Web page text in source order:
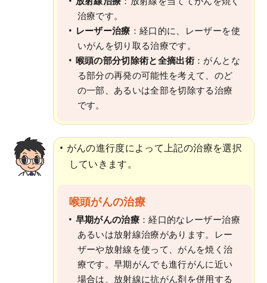
治療です。
レーザー治療 ：経口的に、レーザーを使
いがんを切り取る治療です。
喉頭の部分切除術と全摘出術 ：がんとな
る部分の再発の可能性を考えて、のど
の一部、あるいは全部を切除する治療
です。
がんの進行度によって上記の治療を選択
していきます。
喉頭がんの治療
早期がんの治療 ：経口的なレーザー治療
あるいは放射線治療があります。レー
ザーや放射線を使って、がんを焼く治
療です。早期がんでも進行がんに近い
場合は、放射線に抗がん剤を併用する